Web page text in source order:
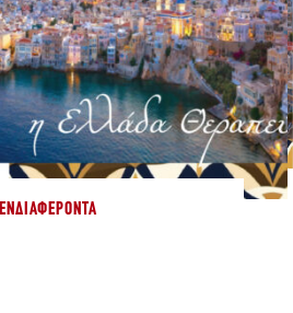
ΕΝΔΙΑΦΈΡΟΝΤΑ